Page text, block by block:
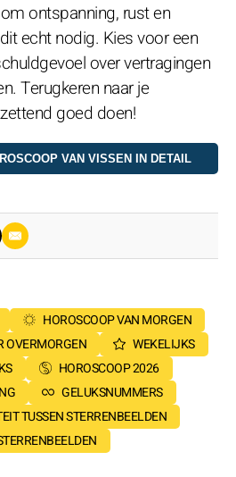
ontspanning, rust en
echt nodig. Kies voor een
over vertragingen
Terugkeren naar je
goed doen!
HOROSCOOP VAN MORGEN
OVERMORGEN
WEKELIJKS
HOROSCOOP 2026
GELUKSNUMMERS
TUSSEN STERRENBEELDEN